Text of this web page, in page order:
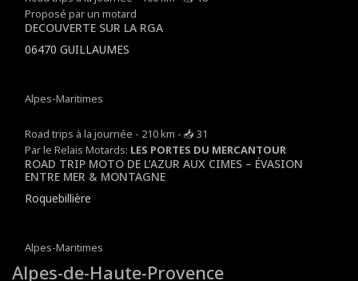
Proposé par un motard
DECOUVERTE SUR LA RGA
06470 GUILLAUMES
Alpes-Maritimes
Road trips à la journée - 210 km - 📥 31
Par le Relais Motards: LES PORTES DU MERCANTOUR
ROAD TRIP MOTO DE L’AZUR AUX CIMES – ÉVASION
ENTRE MER & MONTAGNE
Roquebillière
Alpes-Maritimes
Alpes-de-Haute-Provence